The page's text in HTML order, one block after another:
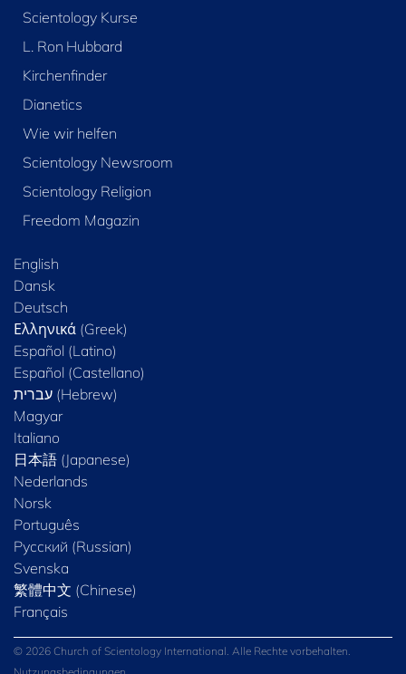
Scientology Kurse
L. Ron Hubbard
Kirchenfinder
Dianetics
Wie wir helfen
Scientology Newsroom
Scientology Religion
Freedom Magazin
English
Dansk
Deutsch
Ελληνικά (Greek)
Español (Latino)
Español (Castellano)
Magyar
Italiano
日本語 (Japanese)
Nederlands
Norsk
Português
Русский (Russian)
Svenska
繁體中文 (Chinese)
Français
© 2026 Church of Scientology International. Alle Rechte vorbehalten.